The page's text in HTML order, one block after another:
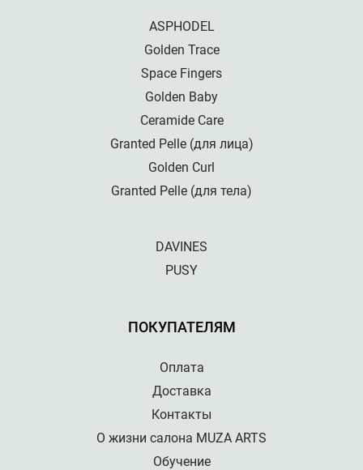
ASPHODEL
Golden Trace
Space Fingers
Golden Baby
Ceramide Care
Granted Pelle (для лица)
Golden Curl
Granted Pelle (для тела)
DAVINES
PUSY
ПОКУПАТЕЛЯМ
Оплата
Доставка
Контакты
О жизни салона MUZA ARTS
Обучение